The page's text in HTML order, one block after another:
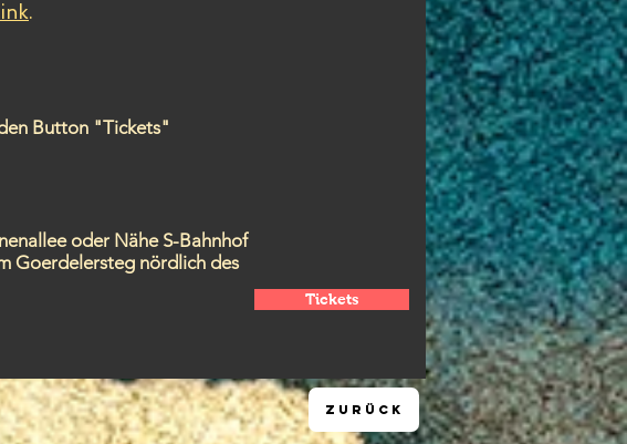
.
Button "Tickets"
oder NäheS-Bahnhof
Goerdelersteg nördlich des
Tickets
ZURÜCK